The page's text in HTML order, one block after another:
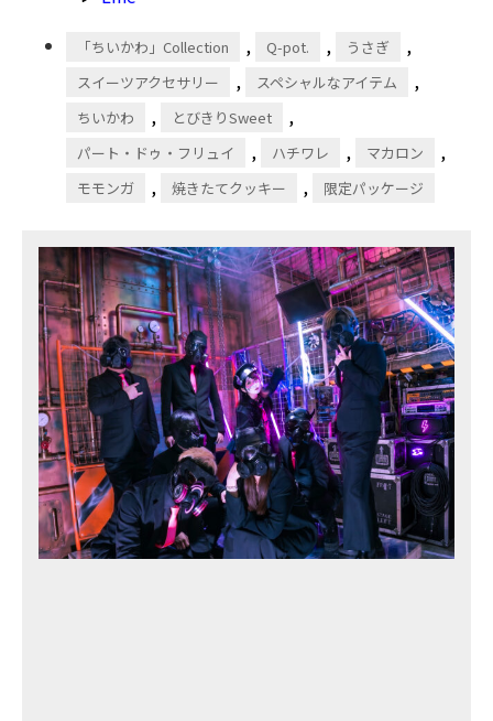
「ちいかわ」Collection , Q-pot. , うさぎ ,
スイーツアクセサリー , スペシャルなアイテム ,
ちいかわ , とびきりSweet ,
パート・ドゥ・フリュイ , ハチワレ , マカロン ,
モモンガ , 焼きたてクッキー , 限定パッケージ